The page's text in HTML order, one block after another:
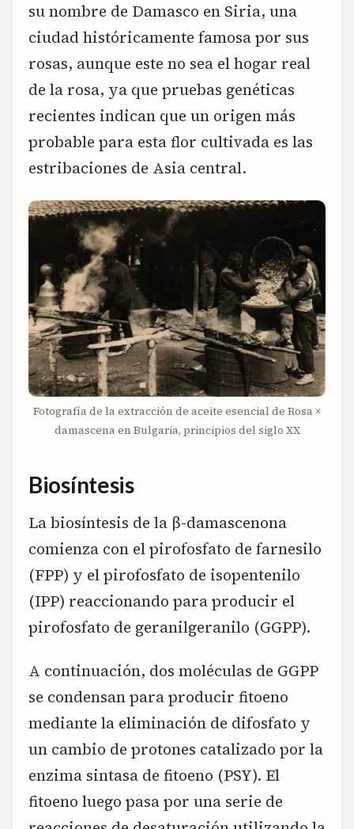
su nombre de Damasco en Siria, una
ciudad históricamente famosa por sus
rosas, aunque este no sea el hogar real
de la rosa, ya que pruebas genéticas
recientes indican que un origen más
probable para esta flor cultivada es las
estribaciones de Asia central.
Fotografía de la extracción de aceite esencial de Rosa ×
damascena en Bulgaria, principios del siglo XX
Biosíntesis
La biosíntesis de la β-damascenona
comienza con el pirofosfato de farnesilo
(FPP) y el pirofosfato de isopentenilo
(IPP) reaccionando para producir el
pirofosfato de geranilgeranilo (GGPP).
A continuación, dos moléculas de GGPP
se condensan para producir fitoeno
mediante la eliminación de difosfato y
un cambio de protones catalizado por la
enzima sintasa de fitoeno (PSY). El
fitoeno luego pasa por una serie de